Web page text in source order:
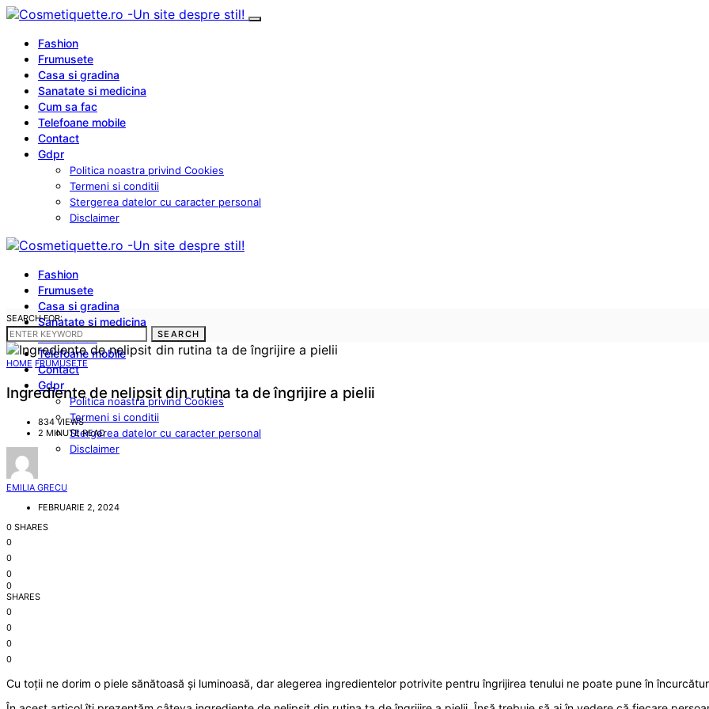
Fashion
Frumusete
Casa si gradina
Sanatate si medicina
Cum sa fac
Telefoane mobile
Contact
Gdpr
Politica noastra privind Cookies
Termeni si conditii
Stergerea datelor cu caracter personal
Disclaimer
Fashion
Frumusete
Casa si gradina
Sanatate si medicina
Cum sa fac
Telefoane mobile
Contact
Gdpr
Politica noastra privind Cookies
Termeni si conditii
Stergerea datelor cu caracter personal
Disclaimer
SEARCH FOR:
SEARCH
HOME FRUMUSETE
Ingrediente de nelipsit din rutina ta de îngrijire a pielii
834 VIEWS
2 MINUTE READ
EMILIA GRECU
FEBRUARIE 2, 2024
0 SHARES
0
0
0
0
SHARES
0
0
0
0
Cu toții ne dorim o piele sănătoasă și luminoasă, dar alegerea ingredientelor potrivite pentru îngrijirea tenului ne poate pune în